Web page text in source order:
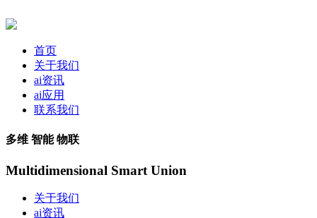
首页
关于我们
ai资讯
ai应用
联系我们
多维 智能 物联
Multidimensional Smart Union
关于我们
ai资讯